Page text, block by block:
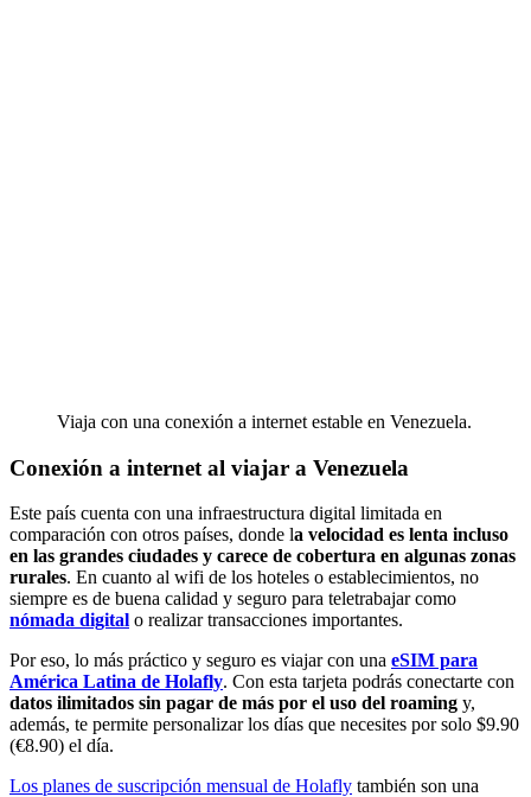
Viaja con una conexión a internet estable en Venezuela.
Conexión a internet al viajar a Venezuela
Este país cuenta con una infraestructura digital limitada en
comparación con otros países, donde la velocidad es lenta incluso
en las grandes ciudades y carece de cobertura en algunas zonas
rurales. En cuanto al wifi de los hoteles o establecimientos, no
siempre es de buena calidad y seguro para teletrabajar como
nómada digital o realizar transacciones importantes.
Por eso, lo más práctico y seguro es viajar con una eSIM para
América Latina de Holafly. Con esta tarjeta podrás conectarte con
datos ilimitados sin pagar de más por el uso del roaming y,
además, te permite personalizar los días que necesites por solo $9.90
(€8.90) el día.
Los planes de suscripción mensual de Holafly también son una